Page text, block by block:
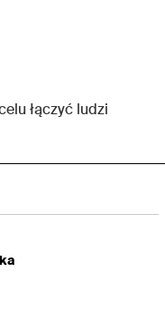
łączyć ludzi